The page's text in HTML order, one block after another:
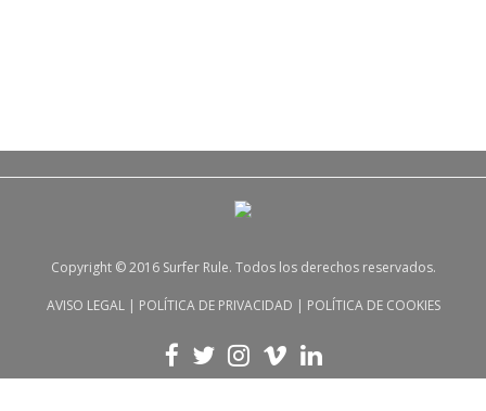
Copyright © 2016 Surfer Rule. Todos los derechos reservados.
AVISO LEGAL| POLÍTICA DE PRIVACIDAD | POLÍTICA DE COOKIES